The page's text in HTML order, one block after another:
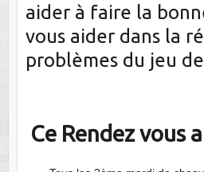
aider à faire la
vous aider dans la
problèmes du jeu
Ce Rendez vous